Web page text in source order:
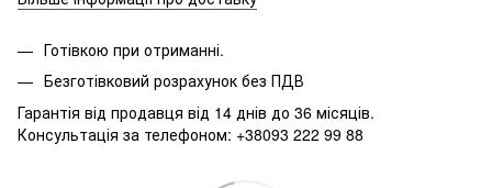
Готівкою при отриманні.
Безготівковий розрахунок без ПДВ
Гарантія від продавця від 14 днів до 36 місяців.
Консультація за телефоном: +38093 222 99 88